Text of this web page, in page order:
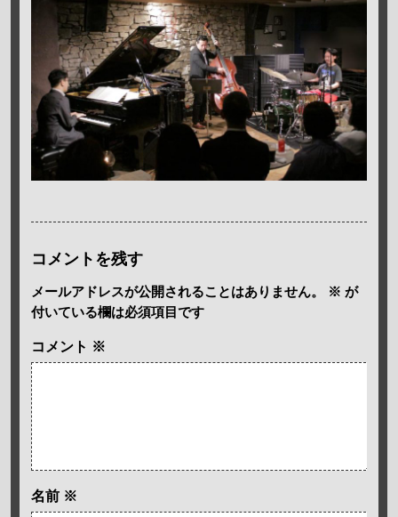
コメントを残す
メールアドレスが公開されることはありません。 ※ が
付いている欄は必須項目です
コメント ※
名前 ※